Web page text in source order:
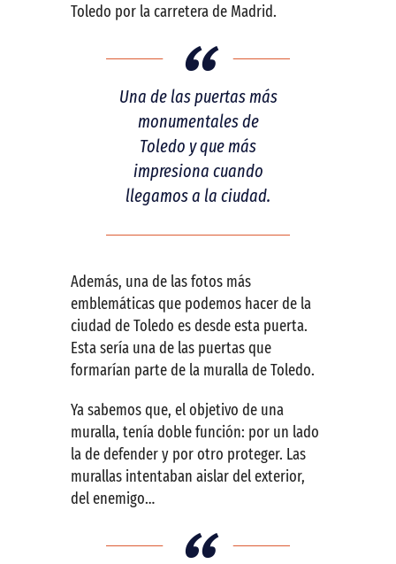
Toledo por la carretera de Madrid.
Una de las puertas más
monumentales de
Toledo y que más
impresiona cuando
llegamos a la ciudad.
Además, una de las fotos más
emblemáticas que podemos hacer de la
ciudad de Toledo es desde esta puerta.
Esta sería una de las puertas que
formarían parte de la muralla de Toledo.
Ya sabemos que, el objetivo de una
muralla, tenía doble función: por un lado
la de defender y por otro proteger. Las
murallas intentaban aislar del exterior,
del enemigo…